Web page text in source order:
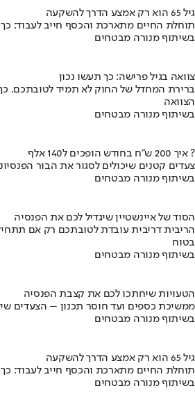
גיל 65 הוא רק אמצע הדרך להשקעה
תוחלת החיים מתארכת והכסף חייב לעבוד: כך
בשיתוף מנורה מבטחים
צוואה בגיל פרישה: כך תעשו נכון
ברירת המחדל של החוק לא תמיד לטובתכם.
הצוואה
בשיתוף מנורה מבטחים
איך 200 ש"ח בחודש הופכים ל140 אלף ?
צעדים קטנים שיכולים לסגור את הבור
בשיתוף מנורה מבטחים
הסוד של איינשטיין שיגדיל לכם את הפנסיה
הריבית דריבית עובדת לטובתכם רק אם
בטוח
בשיתוף מנורה מבטחים
הטעויות שיחתכו לכם את קצבת הפנסיה
ממשיכת כספים ועד חוסר תכנון – הצעדים
בשיתוף מנורה מבטחים
גיל 65 הוא רק אמצע הדרך להשקעה
תוחלת החיים מתארכת והכסף חייב לעבוד: כך
בשיתוף מנורה מבטחים